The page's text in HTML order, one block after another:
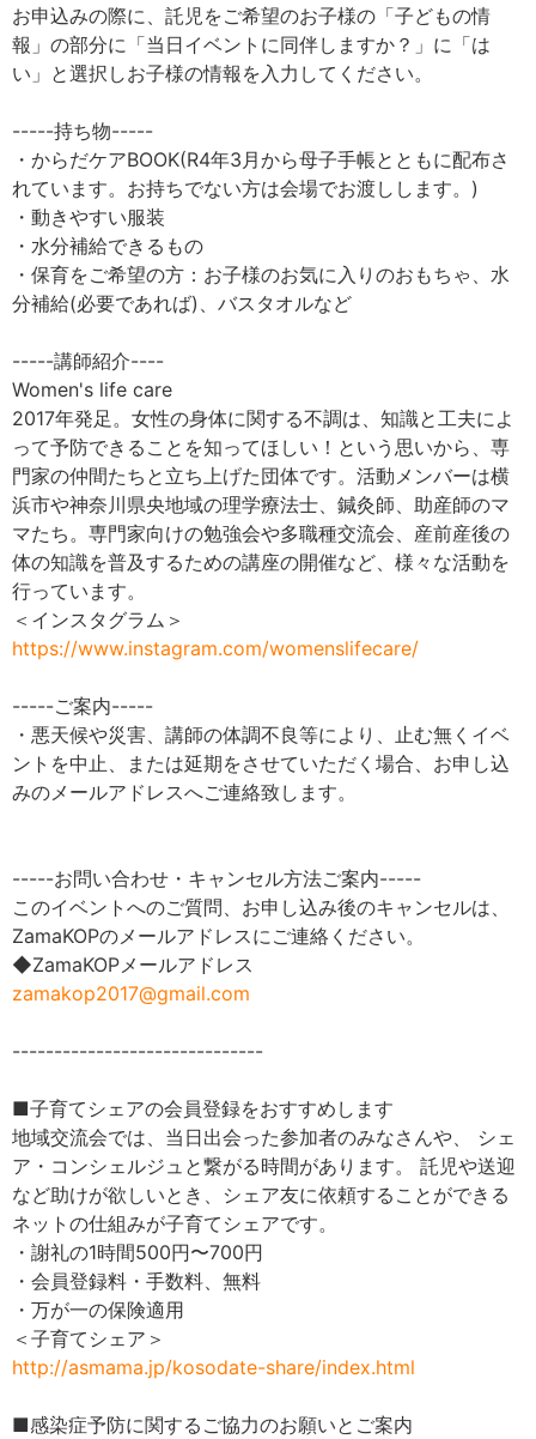
お申込みの際に、託児をご希望のお子様の「子どもの情
報」の部分に「当日イベントに同伴しますか？」に「は
い」と選択しお子様の情報を入力してください。
-----持ち物-----
・からだケアBOOK(R4年3月から母子手帳とともに配布さ
れています。お持ちでない方は会場でお渡しします。)
・動きやすい服装
・水分補給できるもの
・保育をご希望の方：お子様のお気に入りのおもちゃ、水
分補給(必要であれば)、バスタオルなど
-----講師紹介----
Women's life care
2017年発足。女性の身体に関する不調は、知識と工夫によ
って予防できることを知ってほしい！という思いから、専
門家の仲間たちと立ち上げた団体です。活動メンバーは横
浜市や神奈川県央地域の理学療法士、鍼灸師、助産師のマ
マたち。専門家向けの勉強会や多職種交流会、産前産後の
体の知識を普及するための講座の開催など、様々な活動を
行っています。
＜インスタグラム＞
https://www.instagram.com/womenslifecare/
-----ご案内-----
・悪天候や災害、講師の体調不良等により、止む無くイベ
ントを中止、または延期をさせていただく場合、お申し込
みのメールアドレスへご連絡致します。
-----お問い合わせ・キャンセル方法ご案内-----
このイベントへのご質問、お申し込み後のキャンセルは、
ZamaKOPのメールアドレスにご連絡ください。
◆ZamaKOPメールアドレス
zamakop2017@gmail.com
------------------------------
■子育てシェアの会員登録をおすすめします
地域交流会では、当日出会った参加者のみなさんや、 シェ
ア・コンシェルジュと繋がる時間があります。 託児や送迎
など助けが欲しいとき、シェア友に依頼することができる
ネットの仕組みが子育てシェアです。
・謝礼の1時間500円〜700円
・会員登録料・手数料、無料
・万が一の保険適用
＜子育てシェア＞
http://asmama.jp/kosodate-share/index.html
■感染症予防に関するご協力のお願いとご案内